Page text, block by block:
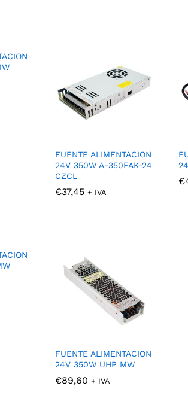
FUENTE ALIMENTACION
24V 350W A-350FAK-24
CZCL
€37,45 + IVA
€37,45
€
€
FUENTE ALIMENTACION
24V 350W UHP MW
€89,60 + IVA
€89,60